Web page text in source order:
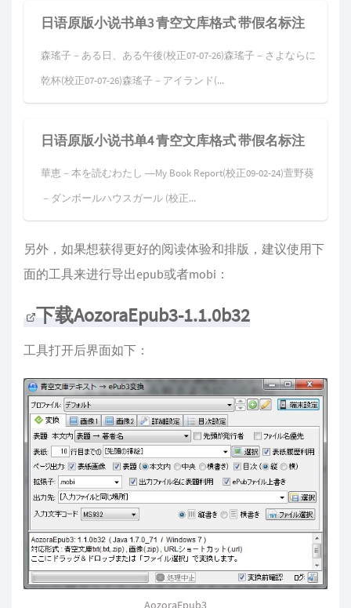
日语原版小说书单3 青空文库格式 带假名标注
森瑤子－ある日、ある午後(校正07-07-26)森瑤子－さよならに
乾杯(校正07-07-26)森瑤子－アイランド(...
日语原版小说书单4 青空文库格式 带假名标注
華恵－本を読むわたし ―My Book Report(校正09-02-24)萱野葵
－ダンボールハウスガール (校正...
另外，如果想获得更好的阅读体验和排版，建议使用下
面的工具来进行导出epub或者mobi：
下载AozoraEpub3-1.1.0b32
工具打开后界面如下：
AozoraEpub3